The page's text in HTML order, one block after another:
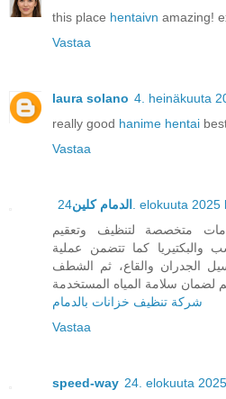
this place hentaivn amazing!
Vastaa
laura solano 4. heinäkuuta
really good hanime hentai
Vastaa
الدمام كلين 24. elokuuta
متخصصة لتنظيف وتعقيم
والبكتيريا كما تتضمن عملية
الجدران والقاع، ثم الشطف
شركة تنظيف خزانات بالدمام
Vastaa
speed-way 24. elokuuta